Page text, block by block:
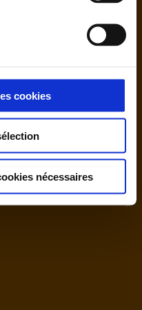
cookies
nécessaires